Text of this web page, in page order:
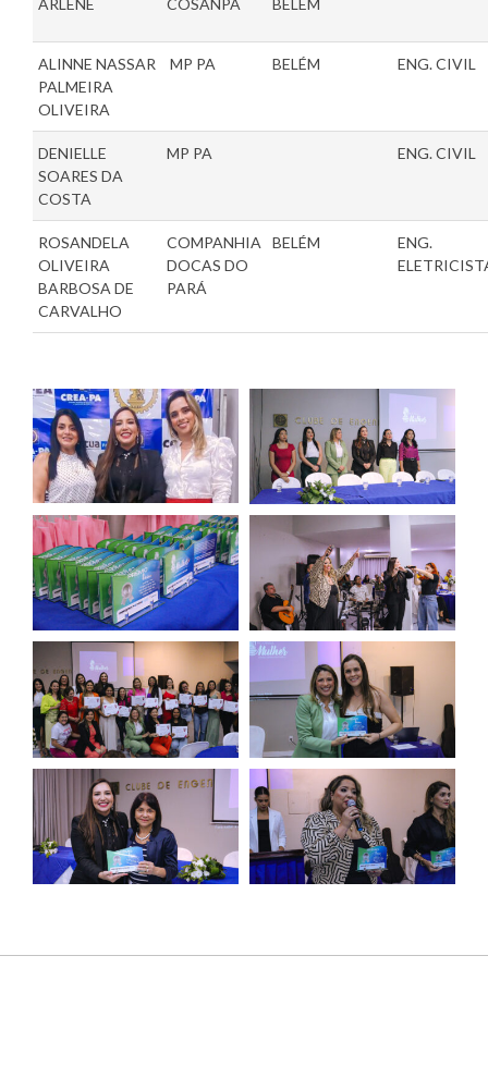
ALINNE NASSAR
PALMEIRA
OLIVEIRA
MP PA BELÉM ENG. CIVIL
DENIELLE
SOARES DA
COSTA
MP PA ENG. CIVIL
ROSANDELA
OLIVEIRA
BARBOSA DE
CARVALHO
COMPANHIA
DOCAS DO
PARÁ
BELÉM
ENG.